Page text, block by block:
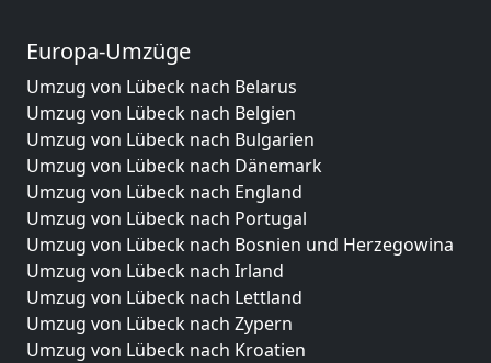
Europa-Umzüge
Umzug von Lübeck nach Belarus
Umzug von Lübeck nach Belgien
Umzug von Lübeck nach Bulgarien
Umzug von Lübeck nach Dänemark
Umzug von Lübeck nach England
Umzug von Lübeck nach Portugal
Umzug von Lübeck nach Bosnien und Herzegowina
Umzug von Lübeck nach Irland
Umzug von Lübeck nach Lettland
Umzug von Lübeck nach Zypern
Umzug von Lübeck nach Kroatien